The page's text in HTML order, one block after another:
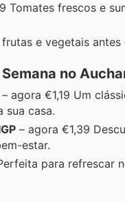
Tomates frescos e
e vegetais antes
no
– agora €1,19 Um
sua casa.
– agora €1,39
estar.
para refrescar